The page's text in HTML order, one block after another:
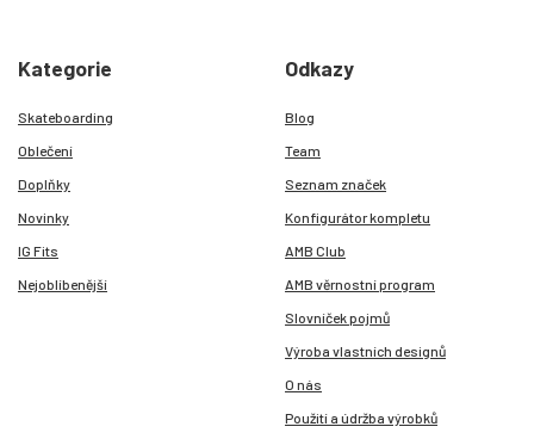
Kategorie
Skateboarding
Oblečení
Doplňky
Novinky
IG Fits
Nejoblíbenější
Odkazy
Blog
Team
Seznam značek
Konfigurátor kompletu
AMB Club
AMB věrnostní program
Slovníček pojmů
Výroba vlastních designů
O nás
Použití a údržba výrobků